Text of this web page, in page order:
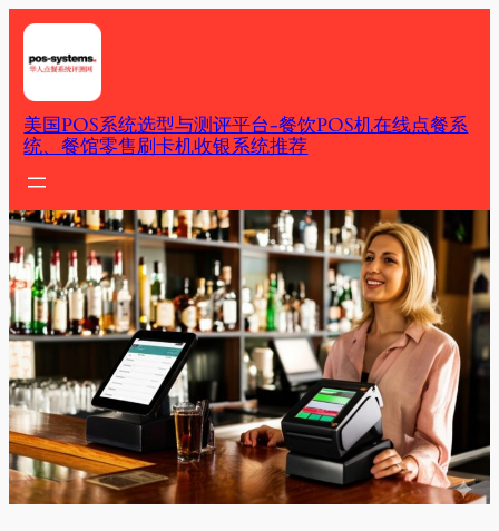
Skip
content
美国POS系统选型与测评平台-餐饮POS机在线点餐系
统、餐馆零售刷卡机收银系统推荐